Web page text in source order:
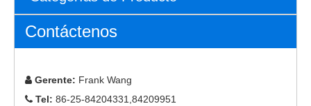
Contáctenos
 Gerente: Frank Wang
 Tel: 86-25-84204331,84209951